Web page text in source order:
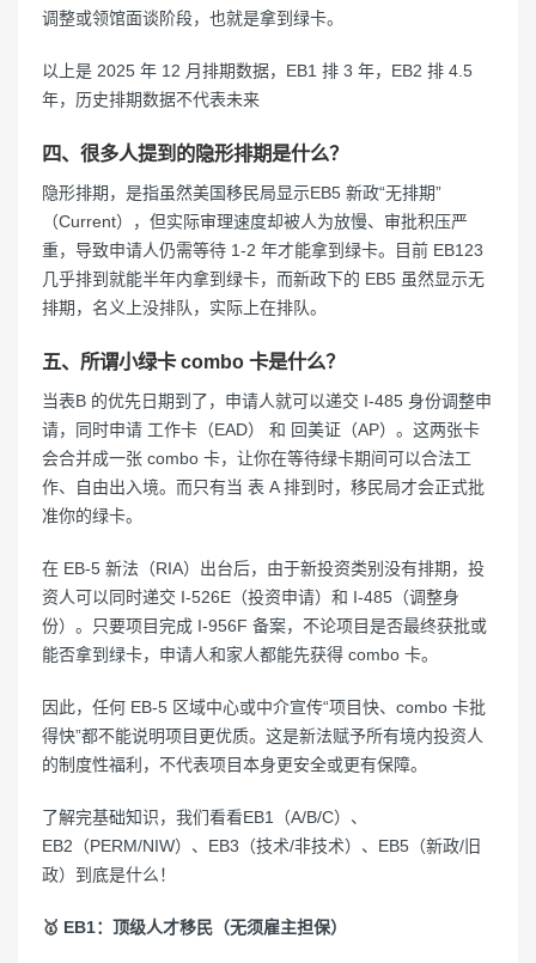
调整或领馆面谈阶段，也就是拿到绿卡。
以上是 2025 年 12 月排期数据，EB1 排 3 年，EB2 排 4.5
年，历史排期数据不代表未来
四、很多人提到的隐形排期是什么？
隐形排期，是指虽然美国移民局显示EB5 新政“无排期”
（Current），但实际审理速度却被人为放慢、审批积压严
重，导致申请人仍需等待 1-2 年才能拿到绿卡。目前 EB123
几乎排到就能半年内拿到绿卡，而新政下的 EB5 虽然显示无
排期，名义上没排队，实际上在排队。
五、所谓小绿卡 combo 卡是什么？
当表B 的优先日期到了，申请人就可以递交 I-485 身份调整申
请，同时申请 工作卡（EAD） 和 回美证（AP）。这两张卡
会合并成一张 combo 卡，让你在等待绿卡期间可以合法工
作、自由出入境。而只有当 表 A 排到时，移民局才会正式批
准你的绿卡。
在 EB-5 新法（RIA）出台后，由于新投资类别没有排期，投
资人可以同时递交 I-526E（投资申请）和 I-485（调整身
份）。只要项目完成 I-956F 备案，不论项目是否最终获批或
能否拿到绿卡，申请人和家人都能先获得 combo 卡。
因此，任何 EB-5 区域中心或中介宣传“项目快、combo 卡批
得快”都不能说明项目更优质。这是新法赋予所有境内投资人
的制度性福利，不代表项目本身更安全或更有保障。
了解完基础知识，我们看看EB1（A/B/C）、
EB2（PERM/NIW）、EB3（技术/非技术）、EB5（新政/旧
政）到底是什么！
🥇 EB1：顶级人才移民（无须雇主担保）